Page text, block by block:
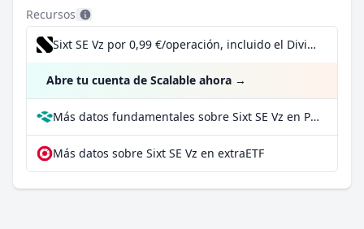
Recursos
Sixt SE Vz por 0,99 €/operación, incluido el Dividend Reinvestment Plan
Abre tu cuenta de Scalable ahora →
Más datos fundamentales sobre Sixt SE Vz en Parqet
Más datos sobre Sixt SE Vz en extraETF